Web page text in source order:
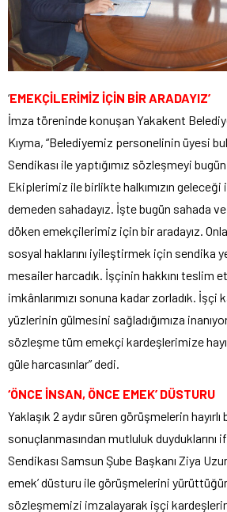
‘EMEKÇİLERİMİZ İÇİN BİR ARADAYIZ’
İmza töreninde konuşan Yakakent
Kıyma, “Belediyemiz personelinin üyesi
Sendikası ile yaptığımız sözleşmeyi bugün
Ekiplerimiz ile birlikte halkımızın
demeden sahadayız. İşte bugün sahada
döken emekçilerimiz için bir aradayız.
sosyal haklarını iyileştirmek için sendika
mesailer harcadık. İşçinin hakkını teslim
imkânlarımızı sonuna kadar zorladık. İşçi
yüzlerinin gülmesini sağladığımıza
sözleşme tüm emekçi kardeşlerimize
güle harcasınlar” dedi.
‘ÖNCE İNSAN, ÖNCE EMEK’ DÜSTURU
Yaklaşık 2 aydır süren görüşmelerin
sonuçlanmasından mutluluk duyduklarını
Sendikası Samsun Şube Başkanı Ziya
emek’ düsturu ile görüşmelerini
sözleşmemizi imzalayarak işçi